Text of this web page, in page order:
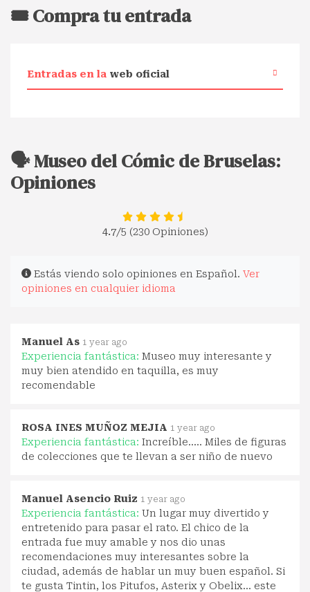
🎟️ Compra tu entrada
Entradas en la web oficial
🗣️ Museo del Cómic de Bruselas:
Opiniones
4.7/5 (230 Opiniones)
Estás viendo solo opiniones en Español. Ver
opiniones en cualquier idioma
Manuel As 1 year ago
Experiencia fantástica: Museo muy interesante y
muy bien atendido en taquilla, es muy
recomendable
ROSA INES MUÑOZ MEJIA 1 year ago
Experiencia fantástica: Increíble….. Miles de figuras
de colecciones que te llevan a ser niño de nuevo
Manuel Asencio Ruiz 1 year ago
Experiencia fantástica: Un lugar muy divertido y
entretenido para pasar el rato. El chico de la
entrada fue muy amable y nos dio unas
recomendaciones muy interesantes sobre la
ciudad, además de hablar un muy buen español. Si
te gusta Tintin, los Pitufos, Asterix y Obelix… este